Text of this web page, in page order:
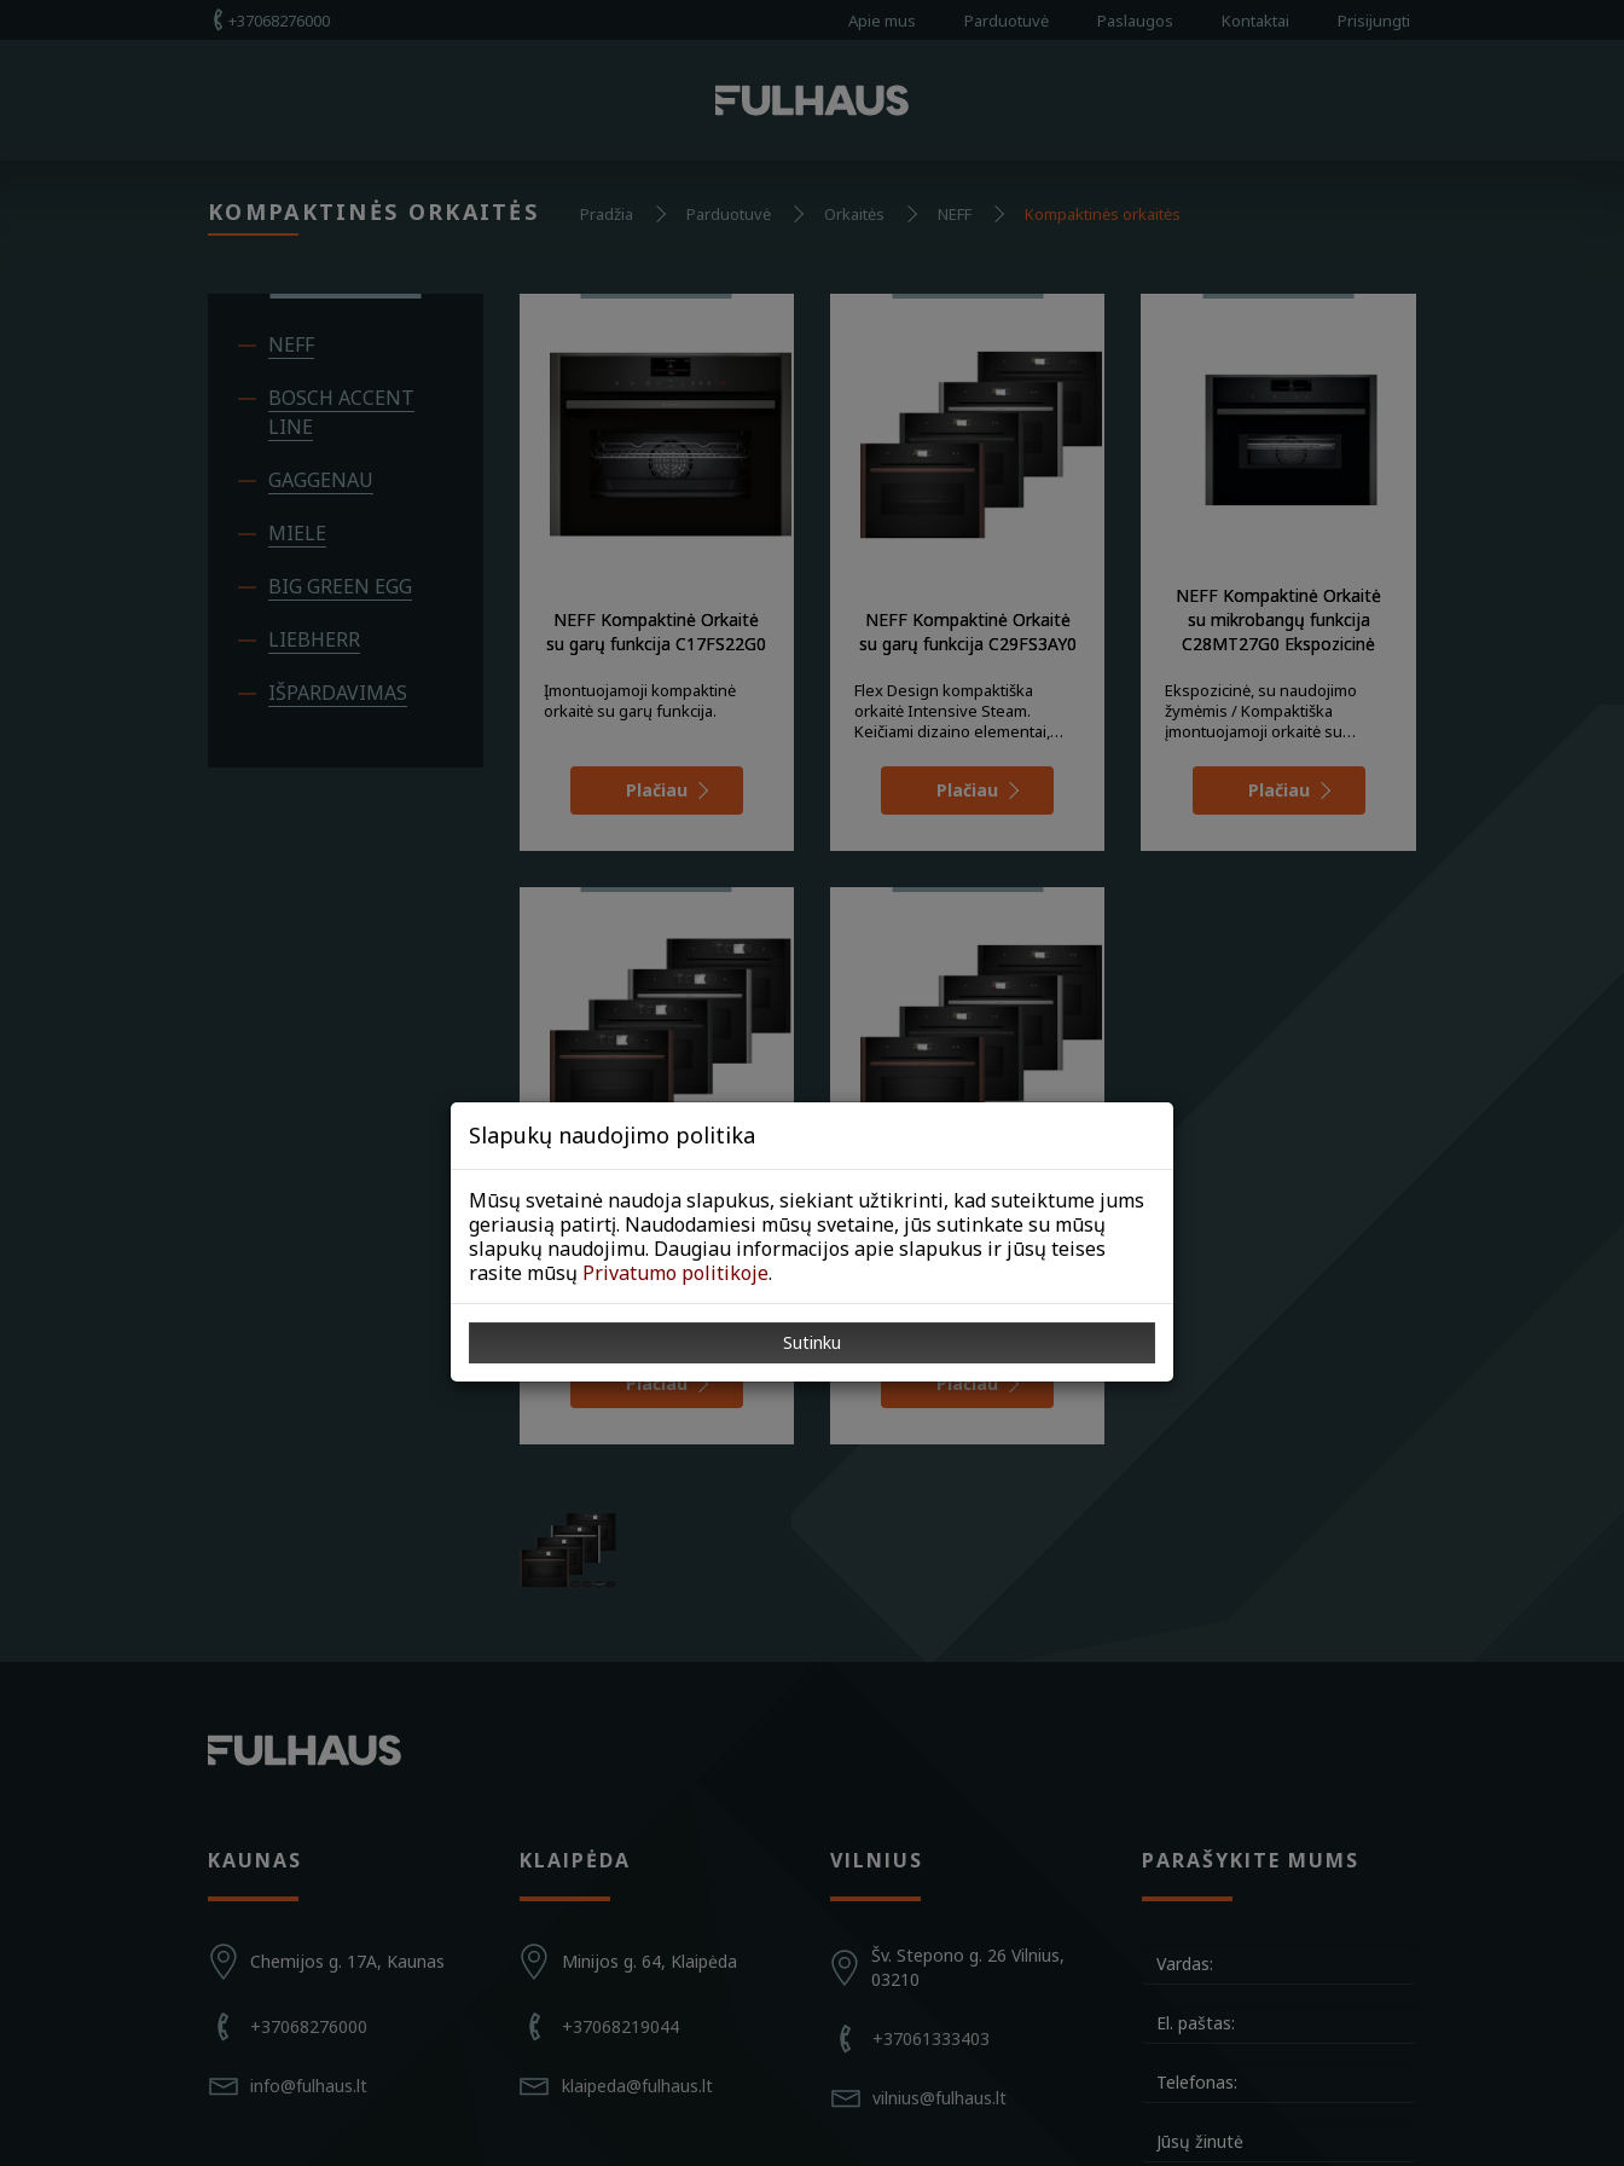
+37068276000 Apie mus Parduotuvė Paslaugos Kontaktai Prisijungti
KOMPAKTINĖS ORKAITĖS Pradžia Parduotuvė Orkaitės NEFF Kompaktinės orkaitės
NEFF
BOSCH ACCENT
LINE
GAGGENAU
MIELE
BIG GREEN EGG
LIEBHERR
IŠPARDAVIMAS
NEFF Kompaktinė Orkaitė
su garų funkcija C17FS22G0
Įmontuojamoji kompaktinė
orkaitė su garų funkcija.
Plačiau
NEFF Kompaktinė Orkaitė
su garų funkcija C29FS3AY0
Flex Design kompaktiška
orkaitė Intensive Steam.
Keičiami dizaino elementai,
Plačiau
NEFF Kompaktinė Orkaitė
su mikrobangų funkcija
C28MT27G0 Ekspozicinė
Ekspozicinė, su naudojimo
žymėmis / Kompaktiška
įmontuojamoji orkaitė su
Plačiau
NEFF Kompaktinė Orkaitė
su mikrobangų funkcija
C29MY7MY0
Flex Design kompaktiška
orkaitė, mikrobangų krosnelė ir
Flex Control. Keičiami dizaino
Plačiau
NEFF Kompaktinė Orkaitė
su mikrobangų funkcija
C29MS3AY0
įmontuojamoji orkaitė su
mikrobangų krosnele. Keičiami
Plačiau
KAUNAS
Chemijos g. 17A, Kaunas
+37068276000
info@fulhaus.lt
KLAIPĖDA
Minijos g. 64, Klaipėda
+37068219044
klaipeda@fulhaus.lt
VILNIUS
Šv. Stepono g. 26 Vilnius,
03210
+37061333403
vilnius@fulhaus.lt
PARAŠYKITE MUMS
Slapukų naudojimo politika
Mūsų svetainė naudoja slapukus, siekiant užtikrinti, kad suteiktume jums
geriausią patirtį. Naudodamiesi mūsų svetaine, jūs sutinkate su mūsų
slapukų naudojimu. Daugiau informacijos apie slapukus ir jūsų teises
rasite mūsų Privatumo politikoje.
Sutinku
Paslaugos